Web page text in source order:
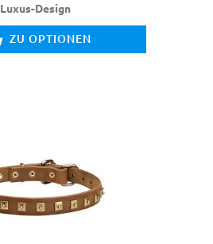
Luxus-Design
ZU OPTIONEN